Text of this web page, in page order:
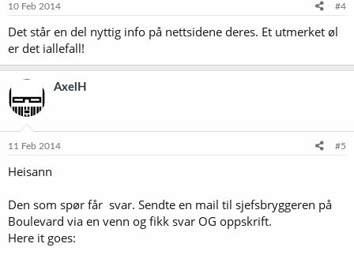
10 Feb 2014 #4
Det står en del nyttig info på nettsidene deres. Et utmerket øl
er det iallefall!
AxelH
11 Feb 2014 #5
Heisann
Den som spør får svar. Sendte en mail til sjefsbryggeren på
Boulevard via en venn og fikk svar OG oppskrift.
Here it goes: